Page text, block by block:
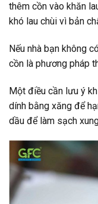
thêm cồn vào khăn
khó lau chùi vì bản
Nếu nhà bạn không
cồn là phương pháp
Một điều cần lưu ý
dính bằng xăng để
dầu để làm sạch